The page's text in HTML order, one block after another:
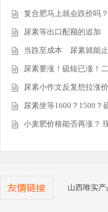
复合肥马上就会跌价吗？
尿素等出口配额的追
当跌至成本 尿素就能
尿素要涨！硫铵已涨！
尿素小作文反复想拉涨
尿素坐等1600？1500？
小麦肥价格能否再涨？
山西唯实